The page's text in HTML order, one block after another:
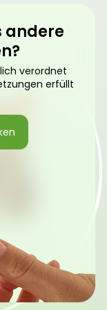
andere
verordnet
erfüllt